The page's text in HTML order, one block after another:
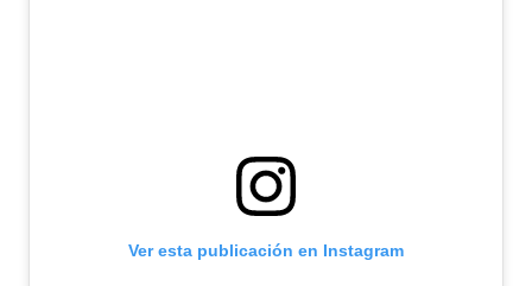
Ver esta publicación en Instagram